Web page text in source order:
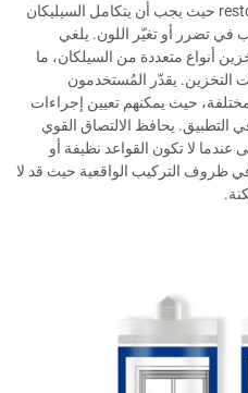
بشكل خاص في مشاريع الت restoration حيث يجب أن يتكامل السيليكان
في تضرر أو تغيّر اللون. يلغي
أنواع متعددة من السيلكان، ما
التخزين. يقدّر المُستخدمون
حيث يمكنهم تعيين إجراءات
التطبيق. يحافظ الالتصاق القوي
عندما لا تكون القواعد نظيفة أو
ظروف التركيب الواقعية حيث قد لا